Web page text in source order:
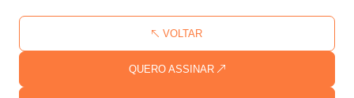
QUERO ASSINAR
VOLTAR